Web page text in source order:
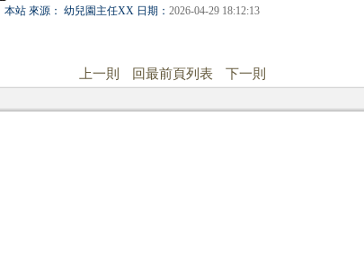
本站 來源： 幼兒園主任XX 日期： 2026-04-29 18:12:13
上一則 回最前頁列表 下一則